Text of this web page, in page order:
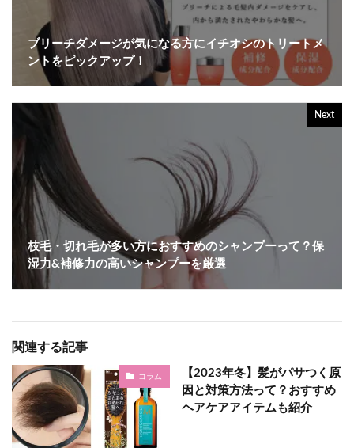
ブリーチダメージが気になる方にイチオシのトリートメ
ントをピックアップ！
Next
枝毛・切れ毛が多い方におすすめのシャンプーって？保
湿力&補修力の高いシャンプーを厳選
関連する記事
コラム
【2023年冬】髪がパサつく原
因と対策方法って？おすすめ
ヘアケアアイテムも紹介